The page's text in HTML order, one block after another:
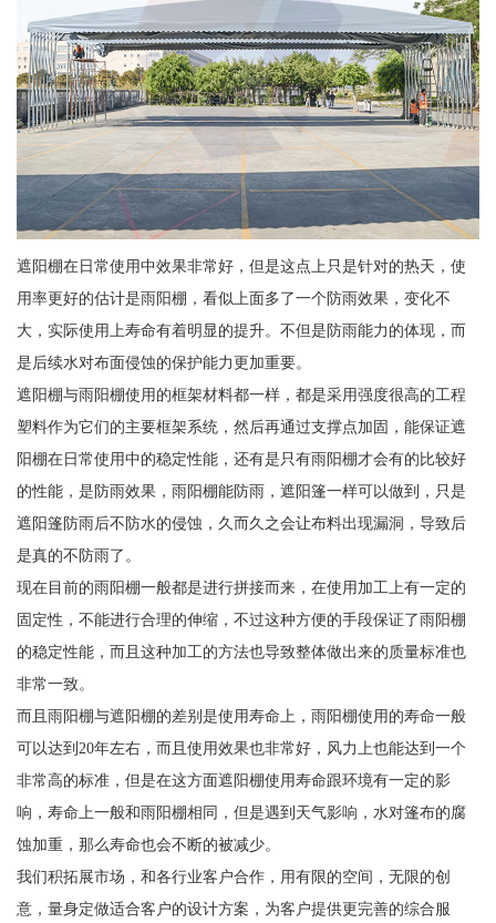
遮阳棚在日常使用中效果非常好，但是这点上只是针对的热天，使
用率更好的估计是雨阳棚，看似上面多了一个防雨效果，变化不
大，实际使用上寿命有着明显的提升。不但是防雨能力的体现，而
是后续水对布面侵蚀的保护能力更加重要。
遮阳棚与雨阳棚使用的框架材料都一样，都是采用强度很高的工程
塑料作为它们的主要框架系统，然后再通过支撑点加固，能保证遮
阳棚在日常使用中的稳定性能，还有是只有雨阳棚才会有的比较好
的性能，是防雨效果，雨阳棚能防雨，遮阳篷一样可以做到，只是
遮阳篷防雨后不防水的侵蚀，久而久之会让布料出现漏洞，导致后
是真的不防雨了。
现在目前的雨阳棚一般都是进行拼接而来，在使用加工上有一定的
固定性，不能进行合理的伸缩，不过这种方便的手段保证了雨阳棚
的稳定性能，而且这种加工的方法也导致整体做出来的质量标准也
非常一致。
而且雨阳棚与遮阳棚的差别是使用寿命上，雨阳棚使用的寿命一般
可以达到20年左右，而且使用效果也非常好，风力上也能达到一个
非常高的标准，但是在这方面遮阳棚使用寿命跟环境有一定的影
响，寿命上一般和雨阳棚相同，但是遇到天气影响，水对篷布的腐
蚀加重，那么寿命也会不断的被减少。
我们积拓展市场，和各行业客户合作，用有限的空间，无限的创
意，量身定做适合客户的设计方案，为客户提供更完善的综合服